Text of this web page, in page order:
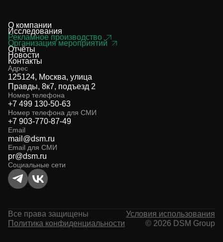
О компании
Исследования
Рекламное производство
Организация мероприятий
Отчёты
Новости
Контакты
Адрес
125124, Москва, улица
Правды, 8к7, подъезд 2
Номер телефона
+7 499 130-50-63
Номер телефона для СМИ
+7 903-770-87-49
Email
mail@dsm.ru
Email для СМИ
pr@dsm.ru
Социальные сети
Все права защищены
Условия использования
Политика конфиденциальности
© 2026 DSM Group